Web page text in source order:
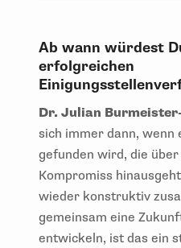
Ab wann würdest
erfolgreichen
Dr. Julian
sich immer dann, wenn
gefunden wird, die
Kompromiss
wieder konstruktiv
gemeinsam eine
entwickeln, ist das ein